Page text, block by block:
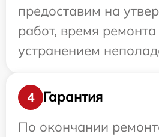
предоставим на
работ, время
устранением
4
Гарантия
По окончании